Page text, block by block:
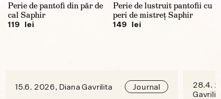
Perie de pantofi din păr de
cal Saphir
119 lei
Perie de lustruit pantofii cu
peri de mistreț Saphir
149 lei
15.6. 2026, Diana Gavrilita Journal
28.4.